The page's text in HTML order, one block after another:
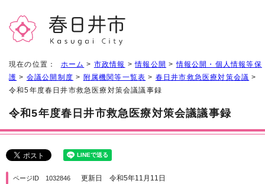
現在の位置： ホーム > 市政情報 >情報公開 >情報公開・個人情報等保
護 > 会議公開制度 > 附属機関等一覧表 > 春日井市救急医療対策会議 >
令和5年度春日井市救急医療対策会議議事録
令和5年度春日井市救急医療対策会議議事録
ページID 1032846 更新日 令和5年11月11日